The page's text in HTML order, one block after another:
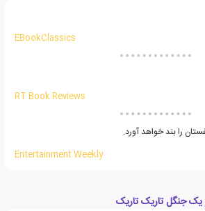
EBookClassics
RT Book Reviews
را بند خواهد آورد.
Entertainment Weekly
جنگل تاریک تاریک